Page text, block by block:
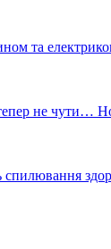
та
не чути…
спилювання